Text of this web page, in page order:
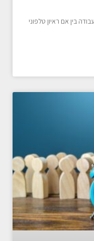
בין אם ראיון טלפוני